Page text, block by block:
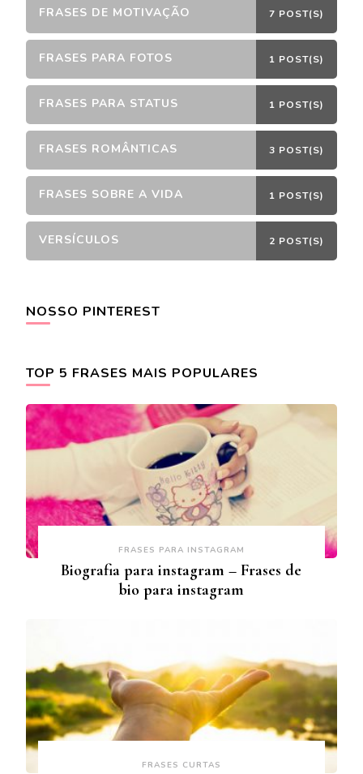
FRASES DE MOTIVAÇÃO 7 POST(S)
FRASES PARA FOTOS 1 POST(S)
FRASES PARA STATUS 1 POST(S)
FRASES ROMÂNTICAS 3 POST(S)
FRASES SOBRE A VIDA 1 POST(S)
VERSÍCULOS 2 POST(S)
NOSSO PINTEREST
TOP 5 FRASES MAIS POPULARES
FRASES PARA INSTAGRAM
Biografia para instagram – Frases de
bio para instagram
FRASES CURTAS